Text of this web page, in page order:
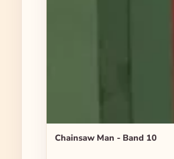
Chainsaw Man - Band 10